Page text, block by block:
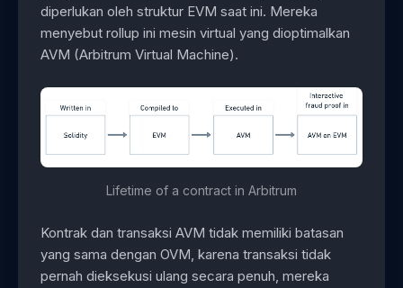
diperlukan oleh struktur EVM saat ini. Mereka
menyebut rollup ini mesin virtual yang dioptimalkan
AVM (Arbitrum Virtual Machine).
Lifetime of a contract in Arbitrum
Kontrak dan transaksi AVM tidak memiliki batasan
yang sama dengan OVM, karena transaksi tidak
pernah dieksekusi ulang secara penuh, mereka